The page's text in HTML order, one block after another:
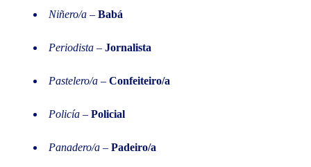
Niñero/a – Babá
Periodista – Jornalista
Pastelero/a – Confeiteiro/a
Policía – Policial
Panadero/a – Padeiro/a